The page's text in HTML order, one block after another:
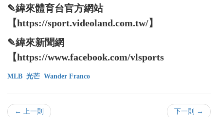
✎緯來體育台官方網站
【https://sport.videoland.com.tw/】
✎緯來新聞網
【https://www.facebook.com/vlsports
MLB 光芒 Wander Franco
← 上一則 下一則 →